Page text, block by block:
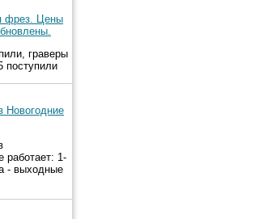
фрез. Цены
граверы
поступили
Новогодние
работает: 1-
- выходные